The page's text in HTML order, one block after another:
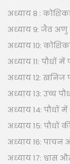
अध्याय 8 :
अध्याय 9: जैव अणु
अध्याय 10:
अध्याय 11: पौधों में
अध्याय 12: खनिज
अध्याय 13: उच्च
अध्याय 14: पौधों
अध्याय 15: पौधों
अध्याय 16:
अध्याय 17: श्वास